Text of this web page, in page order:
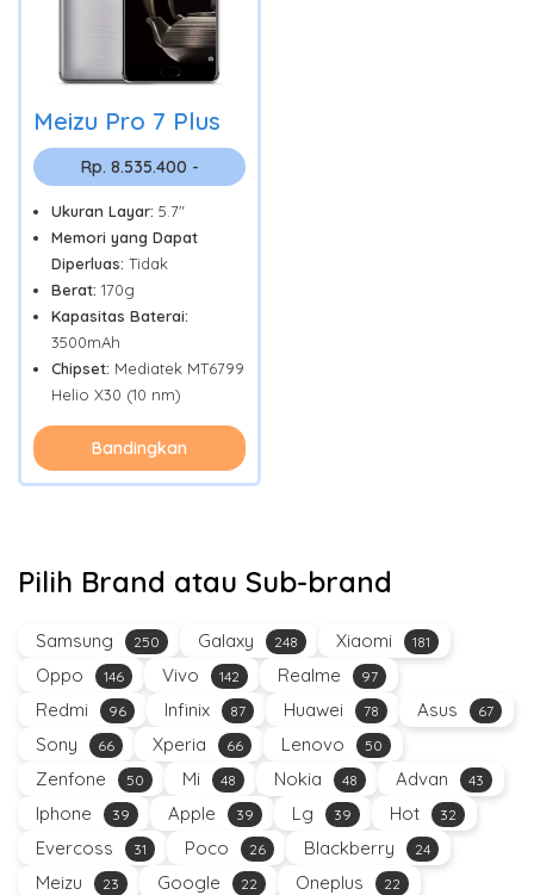
Meizu Pro 7 Plus
Rp. 8.535.400 -
Ukuran Layar: 5.7"
Memori yang Dapat
Diperluas: Tidak
Berat: 170g
Kapasitas Baterai:
3500mAh
Chipset: Mediatek MT6799
Helio X30 (10 nm)
Bandingkan
Pilih Brand atau Sub-brand
Samsung 250 Galaxy 248 Xiaomi 181
Oppo 146 Vivo 142 Realme 97
Redmi 96 Infinix 87 Huawei 78 Asus 67
Sony 66 Xperia 66 Lenovo 50
Zenfone 50 Mi 48 Nokia 48 Advan 43
Iphone 39 Apple 39 Lg 39 Hot 32
Evercoss 31 Poco 26 Blackberry 24
Meizu 23 Google 22 Oneplus 22